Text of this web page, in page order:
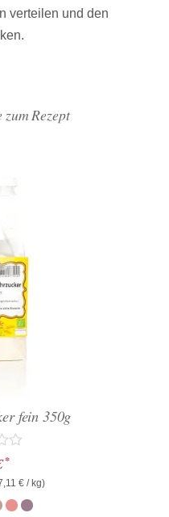
verteilen und den
Rezept
fein 350g
*
€/ kg)